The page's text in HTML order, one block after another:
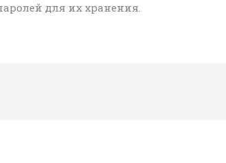
для их хранения.